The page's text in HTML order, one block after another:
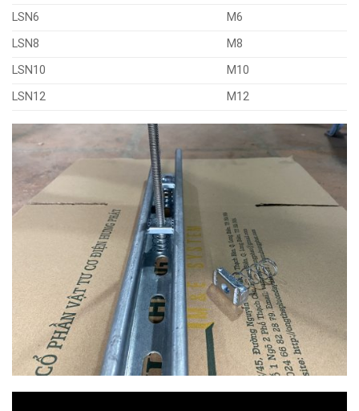
LSN6
M6
LSN8
M8
LSN10
M10
LSN12
M12